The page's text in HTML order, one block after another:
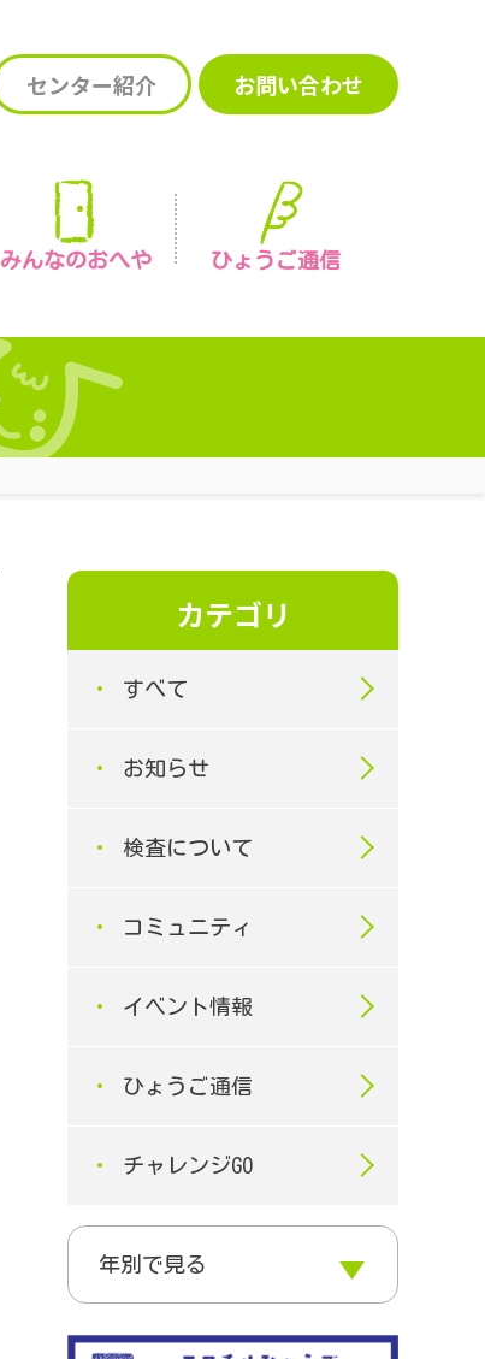
センター紹介 お問い合わせ
みんなのおへや ひょうご通信
カテゴリ
すべて
お知らせ
検査について
コミュニティ
イベント情報
ひょうご通信
チャレンジGO